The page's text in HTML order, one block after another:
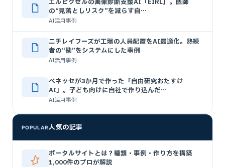
エルピクセルの画像診断支援AI「EIRL」。医師
の“見落としリスク”を減らす自…
AI活用事例
ニチレイフーズが工場の人員配置をAI最適化。熟練
者の“勘”をシステムにした事例
AI活用事例
ベネッセが3か月で作った「自由研究おたすけ
AI」。子ども向けに自社で作り込んだ…
AI活用事例
POPULAR人気の記事
ポータルサイトとは？種類・事例・作り方を構築
1,000件のプロが解説